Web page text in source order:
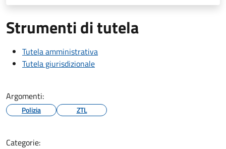
Strumenti di tutela
Tutela amministrativa
Tutela giurisdizionale
Argomenti:
Polizia ZTL
Categorie: